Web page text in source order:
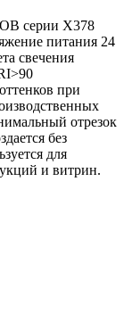
серии X378
питания 24
свечения
при
отрезок
без
для
и витрин.